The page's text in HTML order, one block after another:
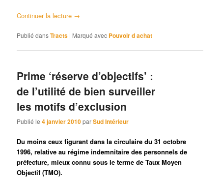
Continuer la lecture →
Publié dansTracts | Marqué avec Pouvoir d achat
Prime ‘réserve d’objectifs’ :
de l’utilité de bien surveiller
les motifs d’exclusion
Publié le4 janvier 2010parSud Intérieur
Du moins ceux figurant dans la circulaire du 31 octobre
1996, relative au régime indemnitaire des personnels de
préfecture, mieux connu sous le terme de Taux Moyen
Objectif (TMO).